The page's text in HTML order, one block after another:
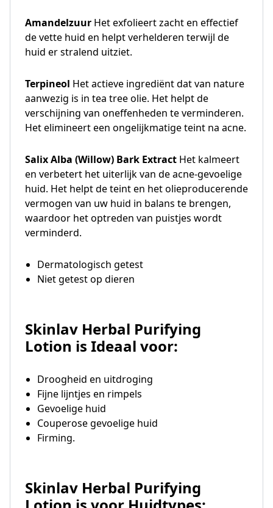
Amandelzuur Het exfolieert zacht en effectief
de vette huid en helpt verhelderen terwijl de
huid er stralend uitziet.
Terpineol Het actieve ingrediënt dat van nature
aanwezig is in tea tree olie. Het helpt de
verschijning van oneffenheden te verminderen.
Het elimineert een ongelijkmatige teint na acne.
Salix Alba (Willow) Bark Extract Het kalmeert
en verbetert het uiterlijk van de acne-gevoelige
huid. Het helpt de teint en het olieproducerende
vermogen van uw huid in balans te brengen,
waardoor het optreden van puistjes wordt
verminderd.
Dermatologisch getest
Niet getest op dieren
Skinlav Herbal Purifying
Lotion is Ideaal voor:
Droogheid en uitdroging
Fijne lijntjes en rimpels
Gevoelige huid
Couperose gevoelige huid
Firming.
Skinlav Herbal Purifying